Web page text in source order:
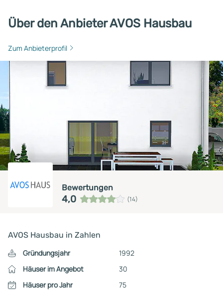
Über den Anbieter AVOS Hausbau
Zum Anbieterprofil
Bewertungen
4,0 (14)
AVOS Hausbau in Zahlen
Gründungsjahr
1992
Häuser im Angebot
30
Häuser pro Jahr
75